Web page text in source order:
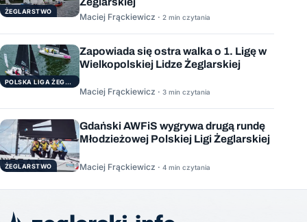
ŻEGLARSTWO
Maciej Frąckiewicz · 2 min czytania
POLSKA LIGA ŻEGLARSKA
Zapowiada się ostra walka o 1. Ligę w
Wielkopolskiej Lidze Żeglarskiej
Maciej Frąckiewicz · 3 min czytania
ŻEGLARSTWO
Gdański AWFiS wygrywa drugą rundę
Młodzieżowej Polskiej Ligi Żeglarskiej
Maciej Frąckiewicz · 4 min czytania